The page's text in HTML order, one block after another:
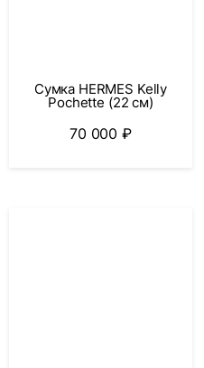
Сумка HERMES Kelly
Pochette (22 см)
70 000₽